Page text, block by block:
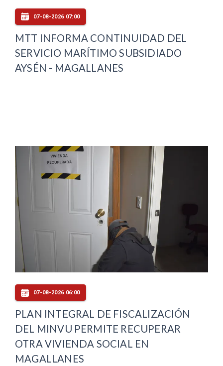
07-08-2026 07:00
MTT INFORMA CONTINUIDAD DEL
SERVICIO MARÍTIMO SUBSIDIADO
AYSÉN - MAGALLANES
07-08-2026 06:00
PLAN INTEGRAL DE FISCALIZACIÓN
DEL MINVU PERMITE RECUPERAR
OTRA VIVIENDA SOCIAL EN
MAGALLANES